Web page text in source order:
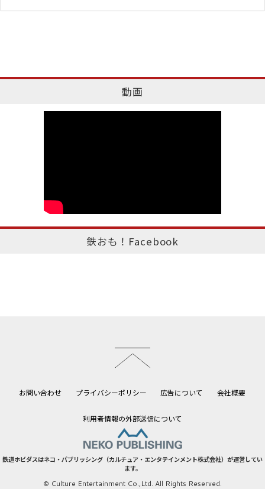
動画
鉄おも！Facebook
お問い合わせ プライバシーポリシー 広告について 会社概要
利用者情報の外部送信について
鉄道ホビダスはネコ・パブリッシング（カルチュア・エンタテインメント株式会社）が運営してい
ます。
© Culture Entertainment Co.,Ltd. All Rights Reserved.